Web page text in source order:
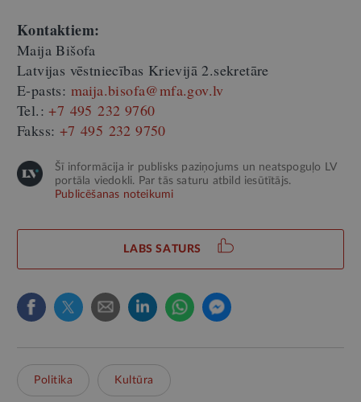
Kontaktiem:
Maija Bišofa
Latvijas vēstniecības Krievijā 2.sekretāre
E-pasts: maija.bisofa@mfa.gov.lv
Tel.:+7 495 232 9760
Fakss: +7 495 232 9750
Šī informācija ir publisks paziņojums un neatspoguļo LV
portāla viedokli. Par tās saturu atbild iesūtītājs.
Publicēšanas noteikumi
LABS SATURS
Politika Kultūra